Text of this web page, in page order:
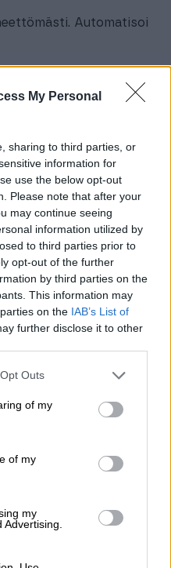
My Personal
sharing to third parties, or
information for
use the below opt-out
Please note that after your
may continue seeing
information utilized by
to third parties prior to
opt-out of the further
by third parties on the
This information may
on the IAB’s List of
further disclose it to other
uses one or more Google
You may click to
and its third-party tags to
purposes in below Google
Outs
of my
of my
my
Automatisoi
läpinäkyvästi
tarjouksia ja
+ PlanMill
Procountorin